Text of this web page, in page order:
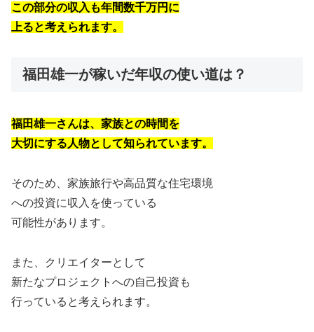
この部分の収入も年間数千万円に
上ると考えられます。
福田雄一が稼いだ年収の使い道は？
福田雄一さんは、家族との時間を
大切にする人物として知られています。
そのため、家族旅行や高品質な住宅環境
への投資に収入を使っている
可能性があります。
また、クリエイターとして
新たなプロジェクトへの自己投資も
行っていると考えられます。